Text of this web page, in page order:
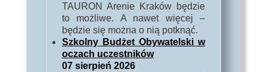
TAURON Arenie Kraków będzie
to możliwe. A nawet więcej –
będzie się można o nią potknąć.
Szkolny Budżet Obywatelski w
oczach uczestników
07 sierpień 2026